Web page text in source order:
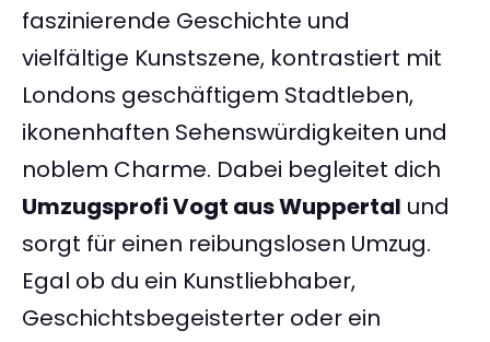
faszinierende Geschichte und
vielfältige Kunstszene, kontrastiert mit
Londons geschäftigem Stadtleben,
ikonenhaften Sehenswürdigkeiten und
noblem Charme. Dabei begleitet dich
Umzugsprofi Vogt aus Wuppertal und
sorgt für einen reibungslosen Umzug.
Egal ob du ein Kunstliebhaber,
Geschichtsbegeisterter oder ein